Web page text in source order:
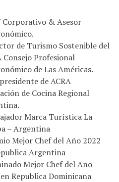
Corporativo & Asesor
de Turismo Sostenible del
Consejo Profesional
de Las Américas.
de ACRA
de Cocina Regional
Marca Turística La
– Argentina
Mejor Chef del Año 2022
Argentina
Mejor Chef del Año
Republica Dominicana